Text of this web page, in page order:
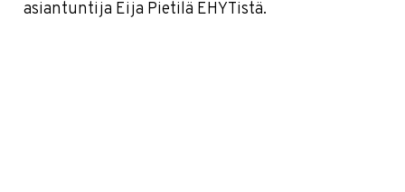
asiantuntija Eija Pietilä EHYTistä.